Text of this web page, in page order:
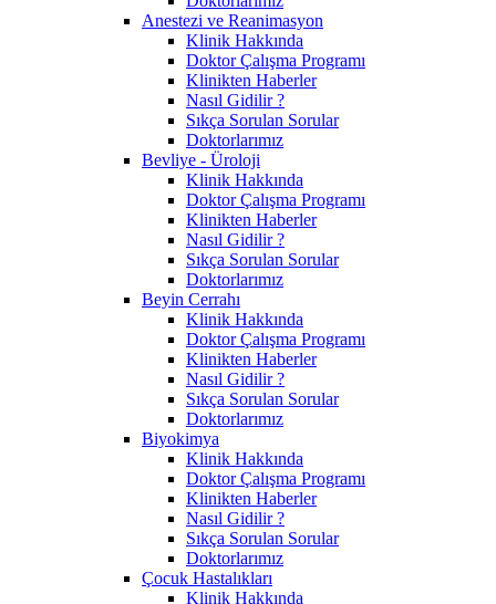
Anestezi ve Reanimasyon
Klinik Hakkında
Doktor Çalışma Programı
Klinikten Haberler
Nasıl Gidilir ?
Sıkça Sorulan Sorular
Doktorlarımız
Bevliye - Üroloji
Klinik Hakkında
Doktor Çalışma Programı
Klinikten Haberler
Nasıl Gidilir ?
Sıkça Sorulan Sorular
Doktorlarımız
Beyin Cerrahı
Klinik Hakkında
Doktor Çalışma Programı
Klinikten Haberler
Nasıl Gidilir ?
Sıkça Sorulan Sorular
Doktorlarımız
Biyokimya
Klinik Hakkında
Doktor Çalışma Programı
Klinikten Haberler
Nasıl Gidilir ?
Sıkça Sorulan Sorular
Doktorlarımız
Çocuk Hastalıkları
Klinik Hakkında